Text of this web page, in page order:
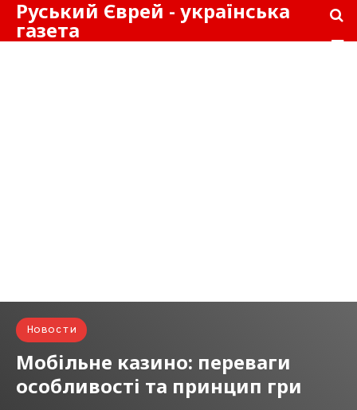
Руський Єврей - українська
газета
Новости
Мобільне казино: переваги
особливості та принцип гри